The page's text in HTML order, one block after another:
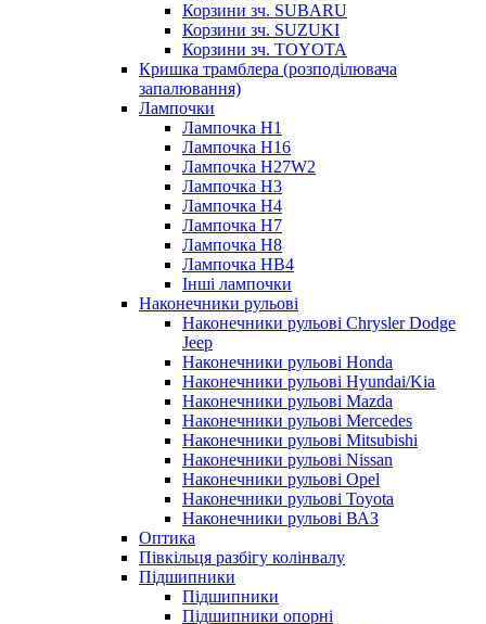
Корзини зч. SUBARU
Корзини зч. SUZUKI
Корзини зч. TOYOTA
Кришка трамблера (розподілювача
запалювання)
Лампочки
Лампочка H1
Лампочка H16
Лампочка H27W2
Лампочка H3
Лампочка H4
Лампочка H7
Лампочка H8
Лампочка HB4
Інші лампочки
Наконечники рульові
Наконечники рульові Chrysler Dodge
Jeep
Наконечники рульові Honda
Наконечники рульові Hyundai/Kia
Наконечники рульові Mazda
Наконечники рульові Mercedes
Наконечники рульові Mitsubishi
Наконечники рульові Nissan
Наконечники рульові Opel
Наконечники рульові Toyota
Наконечники рульові ВАЗ
Оптика
Півкільця разбігу колінвалу
Підшипники
Підшипники
Підшипники опорні